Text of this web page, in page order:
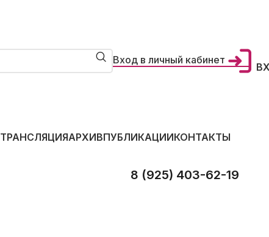
Вход в личный кабинет
ТРАНСЛЯЦИЯАРХИВПУБЛИКАЦИИКОНТАКТЫ
8 (925) 403-62-19